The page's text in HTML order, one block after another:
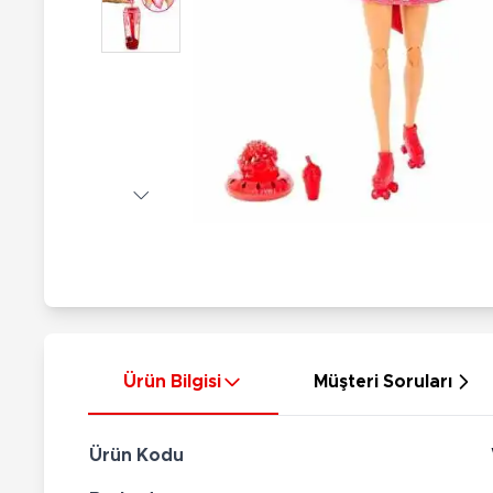
Hayvan Figürler
Çeşitli Figürler
Çeşitli Elektronik Ürünler
Ürün Bilgisi Müşteri Soruları
Ürün Kodu